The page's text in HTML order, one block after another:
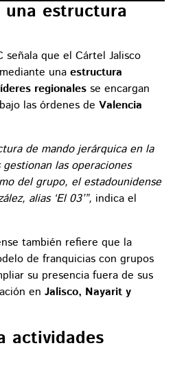
una estructura
señala que el Cártel Jalisco
una estructura
regionales se encargan
las órdenes de Valencia
de mando jerárquica en la
las operaciones
del grupo, el estadounidense
alias ‘El 03’”, indica el
también refiere que la
de franquicias con grupos
su presencia fuera de sus
en Jalisco, Nayarit y
actividades